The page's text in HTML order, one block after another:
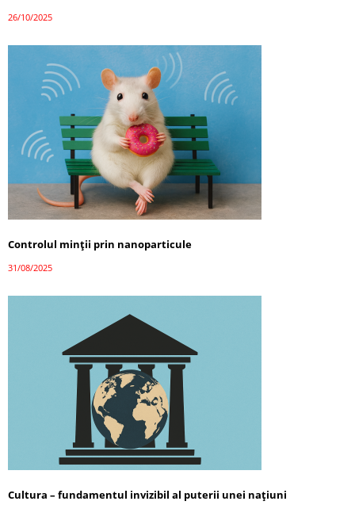
26/10/2025
Controlul minții prin nanoparticule
31/08/2025
Cultura – fundamentul invizibil al puterii unei națiuni